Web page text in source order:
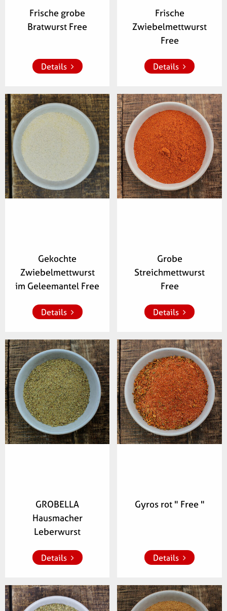
Frische grobe
Bratwurst Free
Zur Merkliste
hinzufügen
Details
Frische
Zwiebelmettwurst
Free
Zur Merkliste
hinzufügen
Details
Gekochte
Zwiebelmettwurst
im Geleemantel Free
Artikelnummer:
427500
Zur Merkliste
hinzufügen
Details
Grobe
Streichmettwurst
Free
Artikelnummer:
118200
Zur Merkliste
hinzufügen
Details
GROBELLA
Hausmacher
Leberwurst
Artikelnummer:
043200
Zur Merkliste
hinzufügen
Details
Gyros rot " Free "
Artikelnummer:
584300
Details